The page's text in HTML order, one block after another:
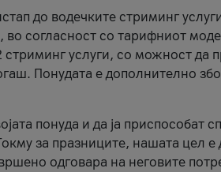
до водечките стриминг
согласност со тарифниот
услуги, со можност да
Понудата е дополнително
понуда и да ја приспособат
за празниците, нашата цел
одговара на неговите